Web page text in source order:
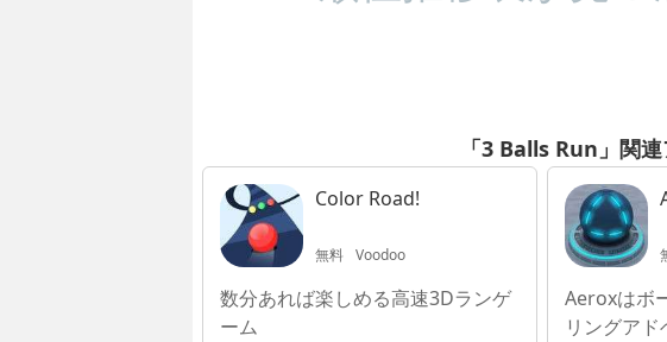
「3 Balls Run」関連
Color Road!
無料 Voodoo
数分あれば楽しめる高速3Dランゲ
ーム
Aeroxはボ
リングア